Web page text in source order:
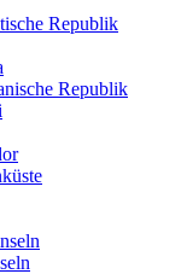
Republik
Republik